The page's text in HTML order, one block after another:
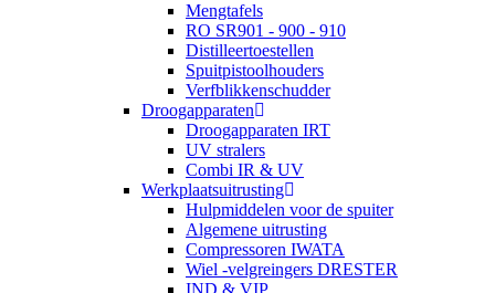
Mengtafels
RO SR901 - 900 - 910
Distilleertoestellen
Spuitpistoolhouders
Verfblikkenschudder
Droogapparaten
Droogapparaten IRT
UV stralers
Combi IR & UV
Werkplaatsuitrusting
Hulpmiddelen voor de spuiter
Algemene uitrusting
Compressoren IWATA
Wiel -velgreingers DRESTER
IND & VIP